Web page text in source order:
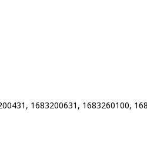
1683200631, 1683260100,